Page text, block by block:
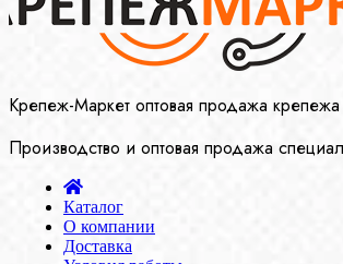
Крепеж-Маркет оптовая продажа
Производство и оптовая продажа
Каталог
О компании
Доставка